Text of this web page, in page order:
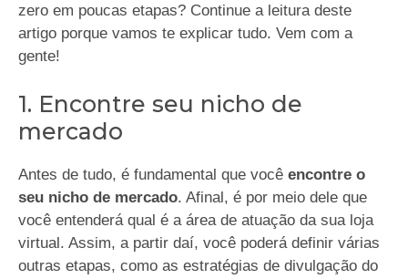
zero em poucas etapas? Continue a leitura deste
artigo porque vamos te explicar tudo. Vem com a
gente!
1. Encontre seu nicho de
mercado
Antes de tudo, é fundamental que você encontre o
seu nicho de mercado. Afinal, é por meio dele que
você entenderá qual é a área de atuação da sua loja
virtual. Assim, a partir daí, você poderá definir várias
outras etapas, como as estratégias de divulgação do